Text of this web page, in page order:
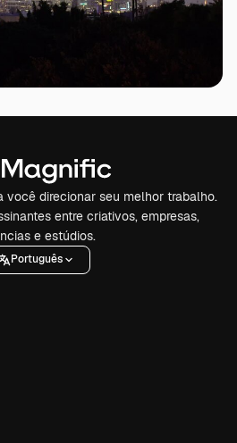
você direcionar seu melhor trabalho.
entre criativos, empresas,
e estúdios.
Português